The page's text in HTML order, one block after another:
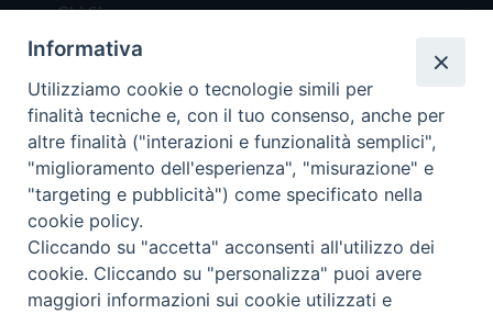
Chi Siamo
Redazione
Scrivici
Copyright © 2019 - Tutti i diritti riservati - Vita
Trentina Editrice
Informativa
Utilizziamo cookie o tecnologie simili per
finalità tecniche e, con il tuo consenso, anche per
altre finalità ("interazioni e funzionalità semplici",
"miglioramento dell'esperienza", "misurazione" e
"targeting e pubblicità") come specificato nella
cookie policy.
Cliccando su "accetta" acconsenti all'utilizzo dei
cookie. Cliccando su "personalizza" puoi avere
maggiori informazioni sui cookie utilizzati e